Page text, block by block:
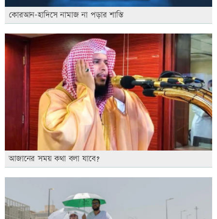
কোরআন-হাদিসে নামাজ না পড়ার শাস্তি
আজানের সময় কথা বলা যাবে?